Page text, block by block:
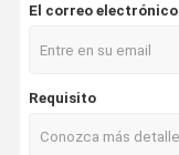
En Casa
El correo electrónico
Requisito